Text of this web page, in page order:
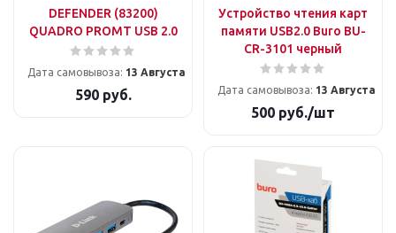
DEFENDER (83200)
QUADRO PROMT USB 2.0
Дата самовывоза: 13 Августа
590руб.
Устройство чтения карт
памяти USB2.0 Buro BU-
CR-3101 черный
Дата самовывоза: 13 Августа
500 руб./шт